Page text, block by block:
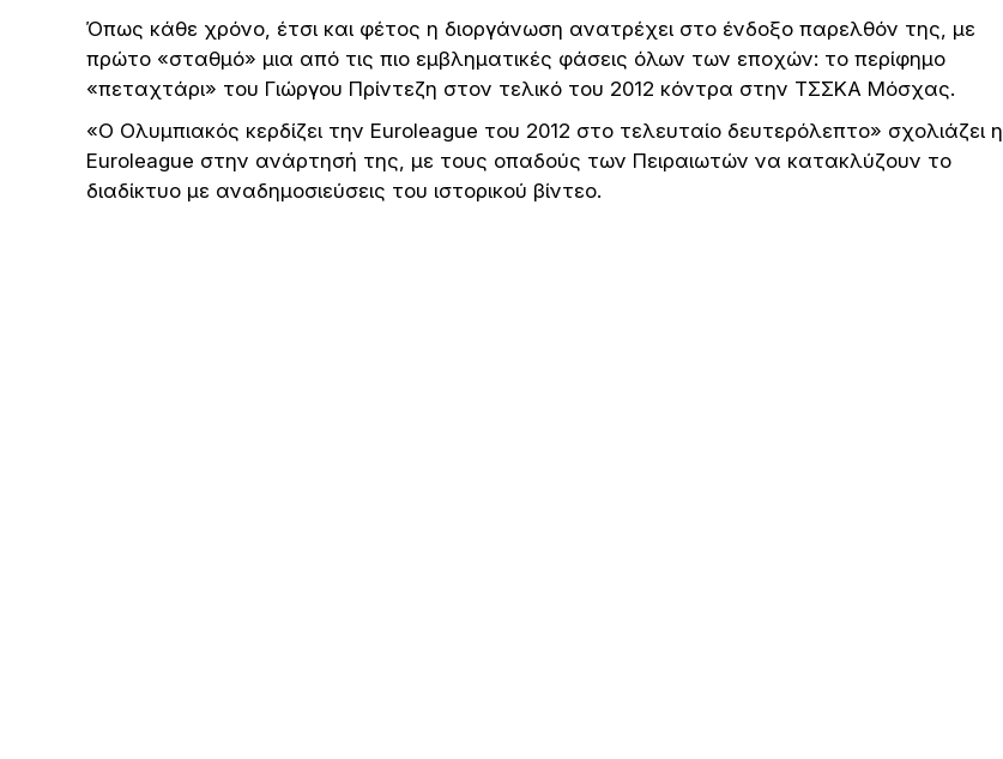
Όπως κάθε χρόνο, έτσι και φέτος η διοργάνωση ανατρέχει στο ένδοξο παρελθόν της, με
πρώτο «σταθμό» μια από τις πιο εμβληματικές φάσεις όλων των εποχών: το περίφημο
«πεταχτάρι» του Γιώργου Πρίντεζη στον τελικό του 2012 κόντρα στην ΤΣΣΚΑ Μόσχας.
«Ο Ολυμπιακός κερδίζει την Euroleague του 2012 στο τελευταίο δευτερόλεπτο» σχολιάζει η
Euroleague στην ανάρτησή της, με τους οπαδούς των Πειραιωτών να κατακλύζουν το
διαδίκτυο με αναδημοσιεύσεις του ιστορικού βίντεο.